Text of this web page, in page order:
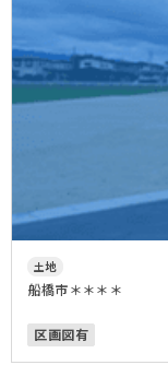
土地
船橋市＊＊＊＊
区画図有